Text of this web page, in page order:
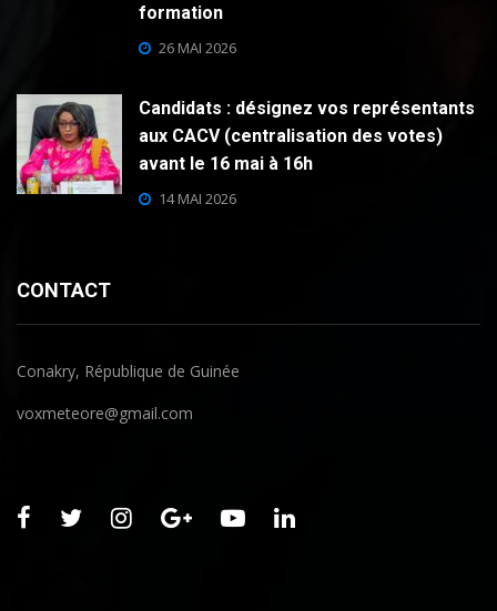
formation
26 MAI 2026
Candidats : désignez vos représentants
aux CACV (centralisation des votes)
avant le 16 mai à 16h
14 MAI 2026
CONTACT
Conakry, République de Guinée
voxmeteore@gmail.com